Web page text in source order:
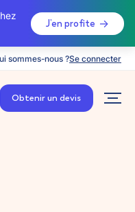
J’en profite
sommes-nous ?Se connecter
Obtenir un devis